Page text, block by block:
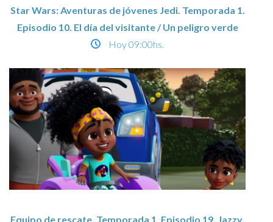
Star Wars: Aventuras de jóvenes Jedi. Temporada 1.
Episodio 10. El día del visitante / Un peligro verde
Hoy09:00hs.
Equipo de rescate. Temporada 1. Episodio 19. Jazzy,